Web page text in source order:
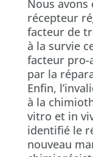
Nous
récepteur
facteur de
à la survie
facteur pro-
par la
Enfin,
à la
vitro et in
identifié le
nouveau